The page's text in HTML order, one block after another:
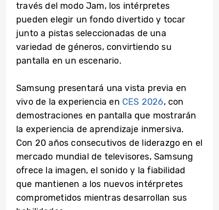
través del modo Jam, los intérpretes
pueden elegir un fondo divertido y tocar
junto a pistas seleccionadas de una
variedad de géneros, convirtiendo su
pantalla en un escenario.
Samsung presentará una vista previa en
vivo de la experiencia en CES 2026, con
demostraciones en pantalla que mostrarán
la experiencia de aprendizaje inmersiva.
Con 20 años consecutivos de liderazgo en el
mercado mundial de televisores, Samsung
ofrece la imagen, el sonido y la fiabilidad
que mantienen a los nuevos intérpretes
comprometidos mientras desarrollan sus